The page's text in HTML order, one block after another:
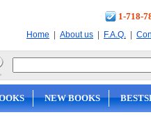
1-718-
Home | About us | F.A.Q. |
NEW BOOKS